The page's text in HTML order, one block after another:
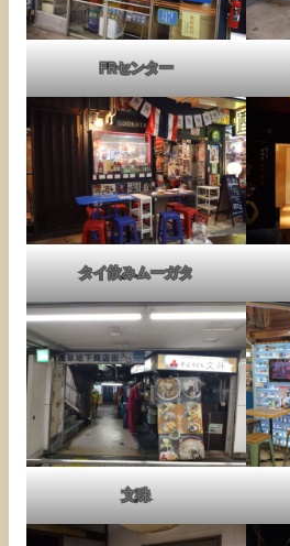
PRセンター
タイ飲みムーガタ
文殊